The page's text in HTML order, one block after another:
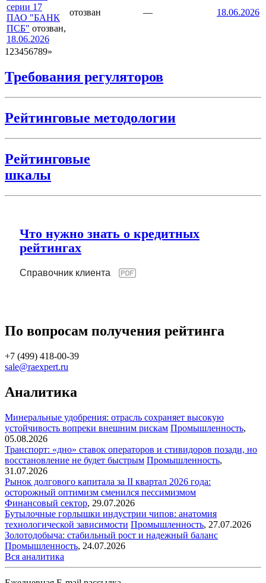
серии 17
ПАО "БАНК
ПСБ" отозван,
18.06.2026
отозван — 18.06.2026
1 23456789»
Требования регуляторов
Рейтинговые методологии
Рейтинговые
шкалы
Что нужно знать о кредитных
рейтингах
Справочник клиента
По вопросам получения рейтинга
+7 (499) 418-00-39
sale@raexpert.ru
Аналитика
Минеральные удобрения: отрасль сохраняет высокую
устойчивость вопреки внешним рискам Промышленность,
05.08.2026
Транспорт: «дно» ставок операторов и стивидоров позади, но
восстановление не будет быстрым Промышленность,
31.07.2026
Рынок долгового капитала за II квартал 2026 года:
осторожный оптимизм сменился пессимизмом
Финансовый сектор, 29.07.2026
Бутылочные горлышки индустрии чипов: анатомия
технологической зависимости Промышленность, 27.07.2026
Золотодобыча: стабильный рост и надежный баланс
Промышленность, 24.07.2026
Вся аналитика